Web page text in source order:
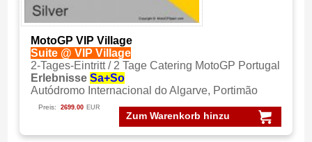
MotoGP VIP Village
Suite @ VIP Village
2-Tages-Eintritt / 2 Tage Catering MotoGP Portugal
Erlebnisse Sa+So
Autódromo Internacional do Algarve, Portimão
Zum Warenkorb hinzu
Preis: 2699.00 EUR